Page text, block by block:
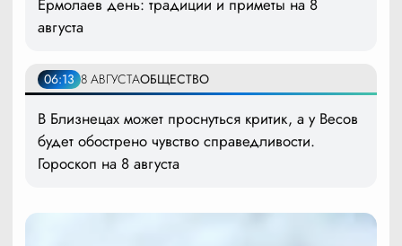
Ермолаев день: традиции и приметы на 8
августа
06:13 8 АВГУСТАОБЩЕСТВО
В Близнецах может проснуться критик, а у Весов
будет обострено чувство справедливости.
Гороскоп на 8 августа